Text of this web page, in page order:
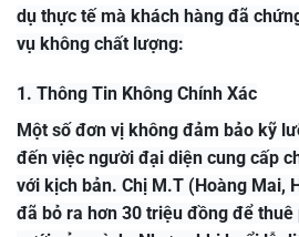
dụ thực tế mà khách hàng đã
vụ không chất lượng:
1. Thông Tin Không Chính Xác
Một số đơn vị không đảm bảo kỹ
đến việc người đại diện cung cấp
với kịch bản. Chị M.T (Hoàng Mai,
đã bỏ ra hơn 30 triệu đồng để thuê